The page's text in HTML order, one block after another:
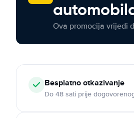
Ova promocija vrijedi
Besplatno otkazivanje
Do 48 sati prije